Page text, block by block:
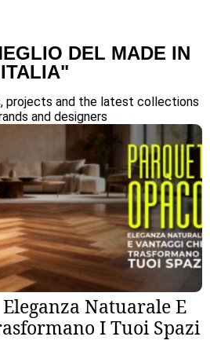
DEL MADE IN
ITALIA"
projects and the latest collections
and designers
Natuarale E
I Tuoi Spazi